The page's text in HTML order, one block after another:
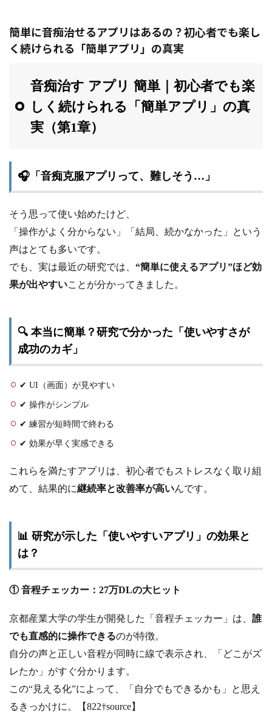
簡単に音痴治せるアプリはあるの？初心者でも楽し
く続けられる「簡単アプリ」の真実
音痴治す アプリ 簡単｜初心者でも楽
しく続けられる「簡単アプリ」の真
実（第1章）
🎧「音痴克服アプリって、難しそう…」
そう思って使い始めたけど、
「操作がよく分からない」「結局、続かなかった」という
声はとても多いです。
でも、実は最近の研究では、 “簡単に使えるアプリ”ほど効
果が出やすいことが分かってきました。
🔍 本当に簡単？研究で分かった「使いやすさが
成功のカギ」
✔ UI（画面）が見やすい
✔ 操作がシンプル
✔ 練習が短時間で終わる
✔ 効果が早く実感できる
これらを満たすアプリは、初心者でもストレスなく取り組
めて、結果的に継続率と改善率が高いんです。
📊 研究が示した「使いやすいアプリ」の効果と
は？
① 音程チェッカー：27万DLの大ヒット
京都産業大学の学生が開発した「音程チェッカー」は、 誰
でも直感的に操作できるのが特徴。
自分の声と正しい音程が同時に線で表示され、「どこがズ
レたか」がすぐ分かります。
この“見える化”によって、「自分でもできるかも」と思え
るきっかけに。【822†source】